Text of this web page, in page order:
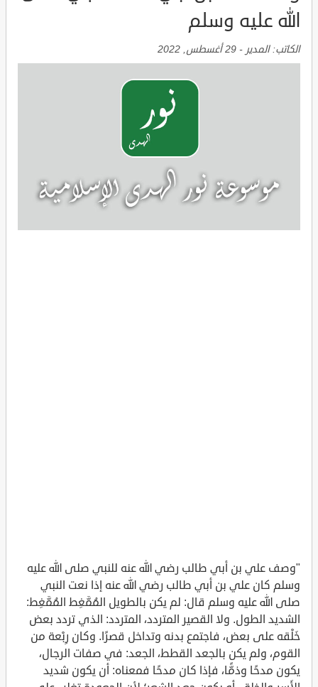
الله عليه وسلم
الكاتب:المدير - 29 أغسطس, 2022
"وصف علي بن أبي طالب رضي الله عنه للنبي صلى الله عليه
وسلم كان علي بن أبي طالب رضي الله عنه إذا نعت النبي
صلى الله عليه وسلم قال: لم يكن بالطويل المُمَّغِط المُمَّغِط:
الشديد الطول. ولا القصير المتردد، المتردد: الذي تردد بعض
خَلْقه على بعض، فاجتمع بدنه وتداخل قصرًا. وكان رِبْعة من
القوم، ولم يكن بالجعد القطط، الجعد: في صفات الرجال،
يكون مدحًا وذمًّا، فإذا كان مدحًا فمعناه: أن يكون شديد